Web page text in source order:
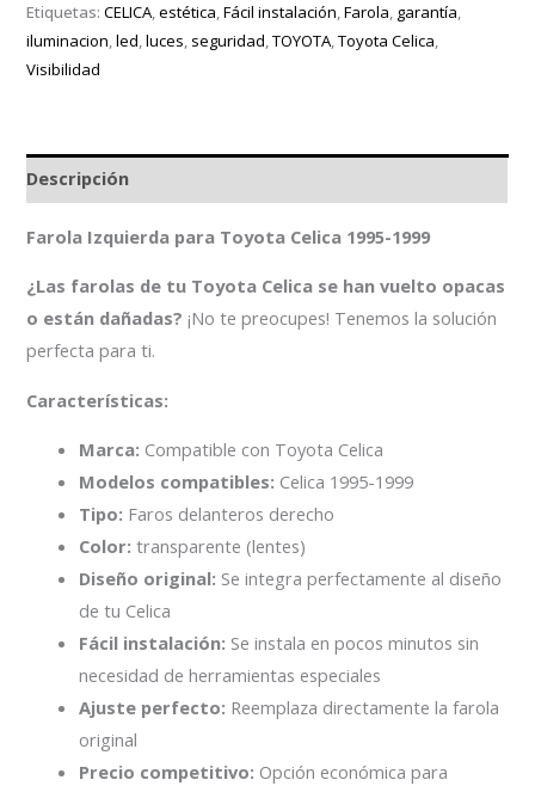
Etiquetas:CELICA,estética,Fácil instalación,Farola, garantía,
iluminacion,led,luces, seguridad,TOYOTA,Toyota Celica,
Visibilidad
Descripción
Farola Izquierda para Toyota Celica 1995-1999
¿Las farolas de tu Toyota Celica se han vuelto opacas
o están dañadas? ¡No te preocupes! Tenemos la solución
perfecta para ti.
Características:
Marca: Compatible con Toyota Celica
Modelos compatibles: Celica 1995-1999
Tipo: Faros delanteros derecho
Color: transparente (lentes)
Diseño original: Se integra perfectamente al diseño
de tu Celica
Fácil instalación: Se instala en pocos minutos sin
necesidad de herramientas especiales
Ajuste perfecto: Reemplaza directamente la farola
original
Precio competitivo: Opción económica para